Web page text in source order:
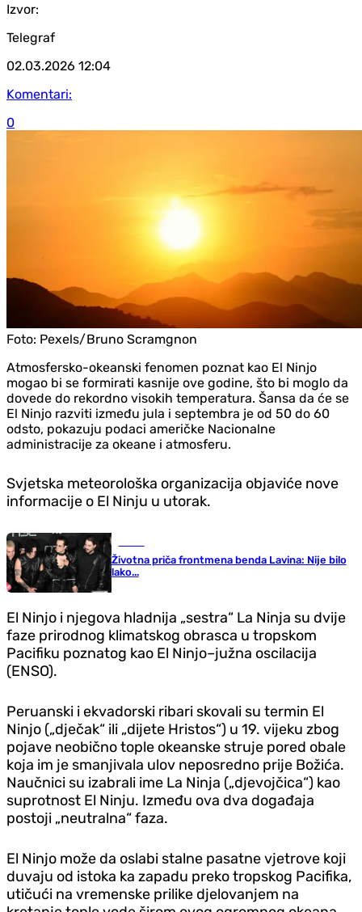
Izvor:
Telegraf
02.03.2026 12:04
Komentari:
0
Foto: Pexels/Bruno Scramgnon
Atmosfersko-okeanski fenomen poznat kao El Ninjo
mogao bi se formirati kasnije ove godine, što bi moglo da
dovede do rekordno visokih temperatura. Šansa da će se
El Ninjo razviti između jula i septembra je od 50 do 60
odsto, pokazuju podaci američke Nacionalne
administracije za okeane i atmosferu.
Svjetska meteorološka organizacija objaviće nove
informacije o El Ninju u utorak.
Životna priča frontmena benda Lavina: Nije bilo
lako...
El Ninjo i njegova hladnija „sestra“ La Ninja su dvije
faze prirodnog klimatskog obrasca u tropskom
Pacifiku poznatog kao El Ninjo–južna oscilacija
(ENSO).
Peruanski i ekvadorski ribari skovali su termin El
Ninjo („dječak“ ili „dijete Hristos“) u 19. vijeku zbog
pojave neobično tople okeanske struje pored obale
koja im je smanjivala ulov neposredno prije Božića.
Naučnici su izabrali ime La Ninja („djevojčica“) kao
suprotnost El Ninju. Između ova dva događaja
postoji „neutralna“ faza.
El Ninjo može da oslabi stalne pasatne vjetrove koji
duvaju od istoka ka zapadu preko tropskog Pacifika,
utičući na vremenske prilike djelovanjem na